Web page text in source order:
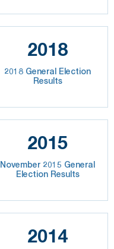
2018
2018 General Election
Results
2015
November 2015 General
Election Results
2014